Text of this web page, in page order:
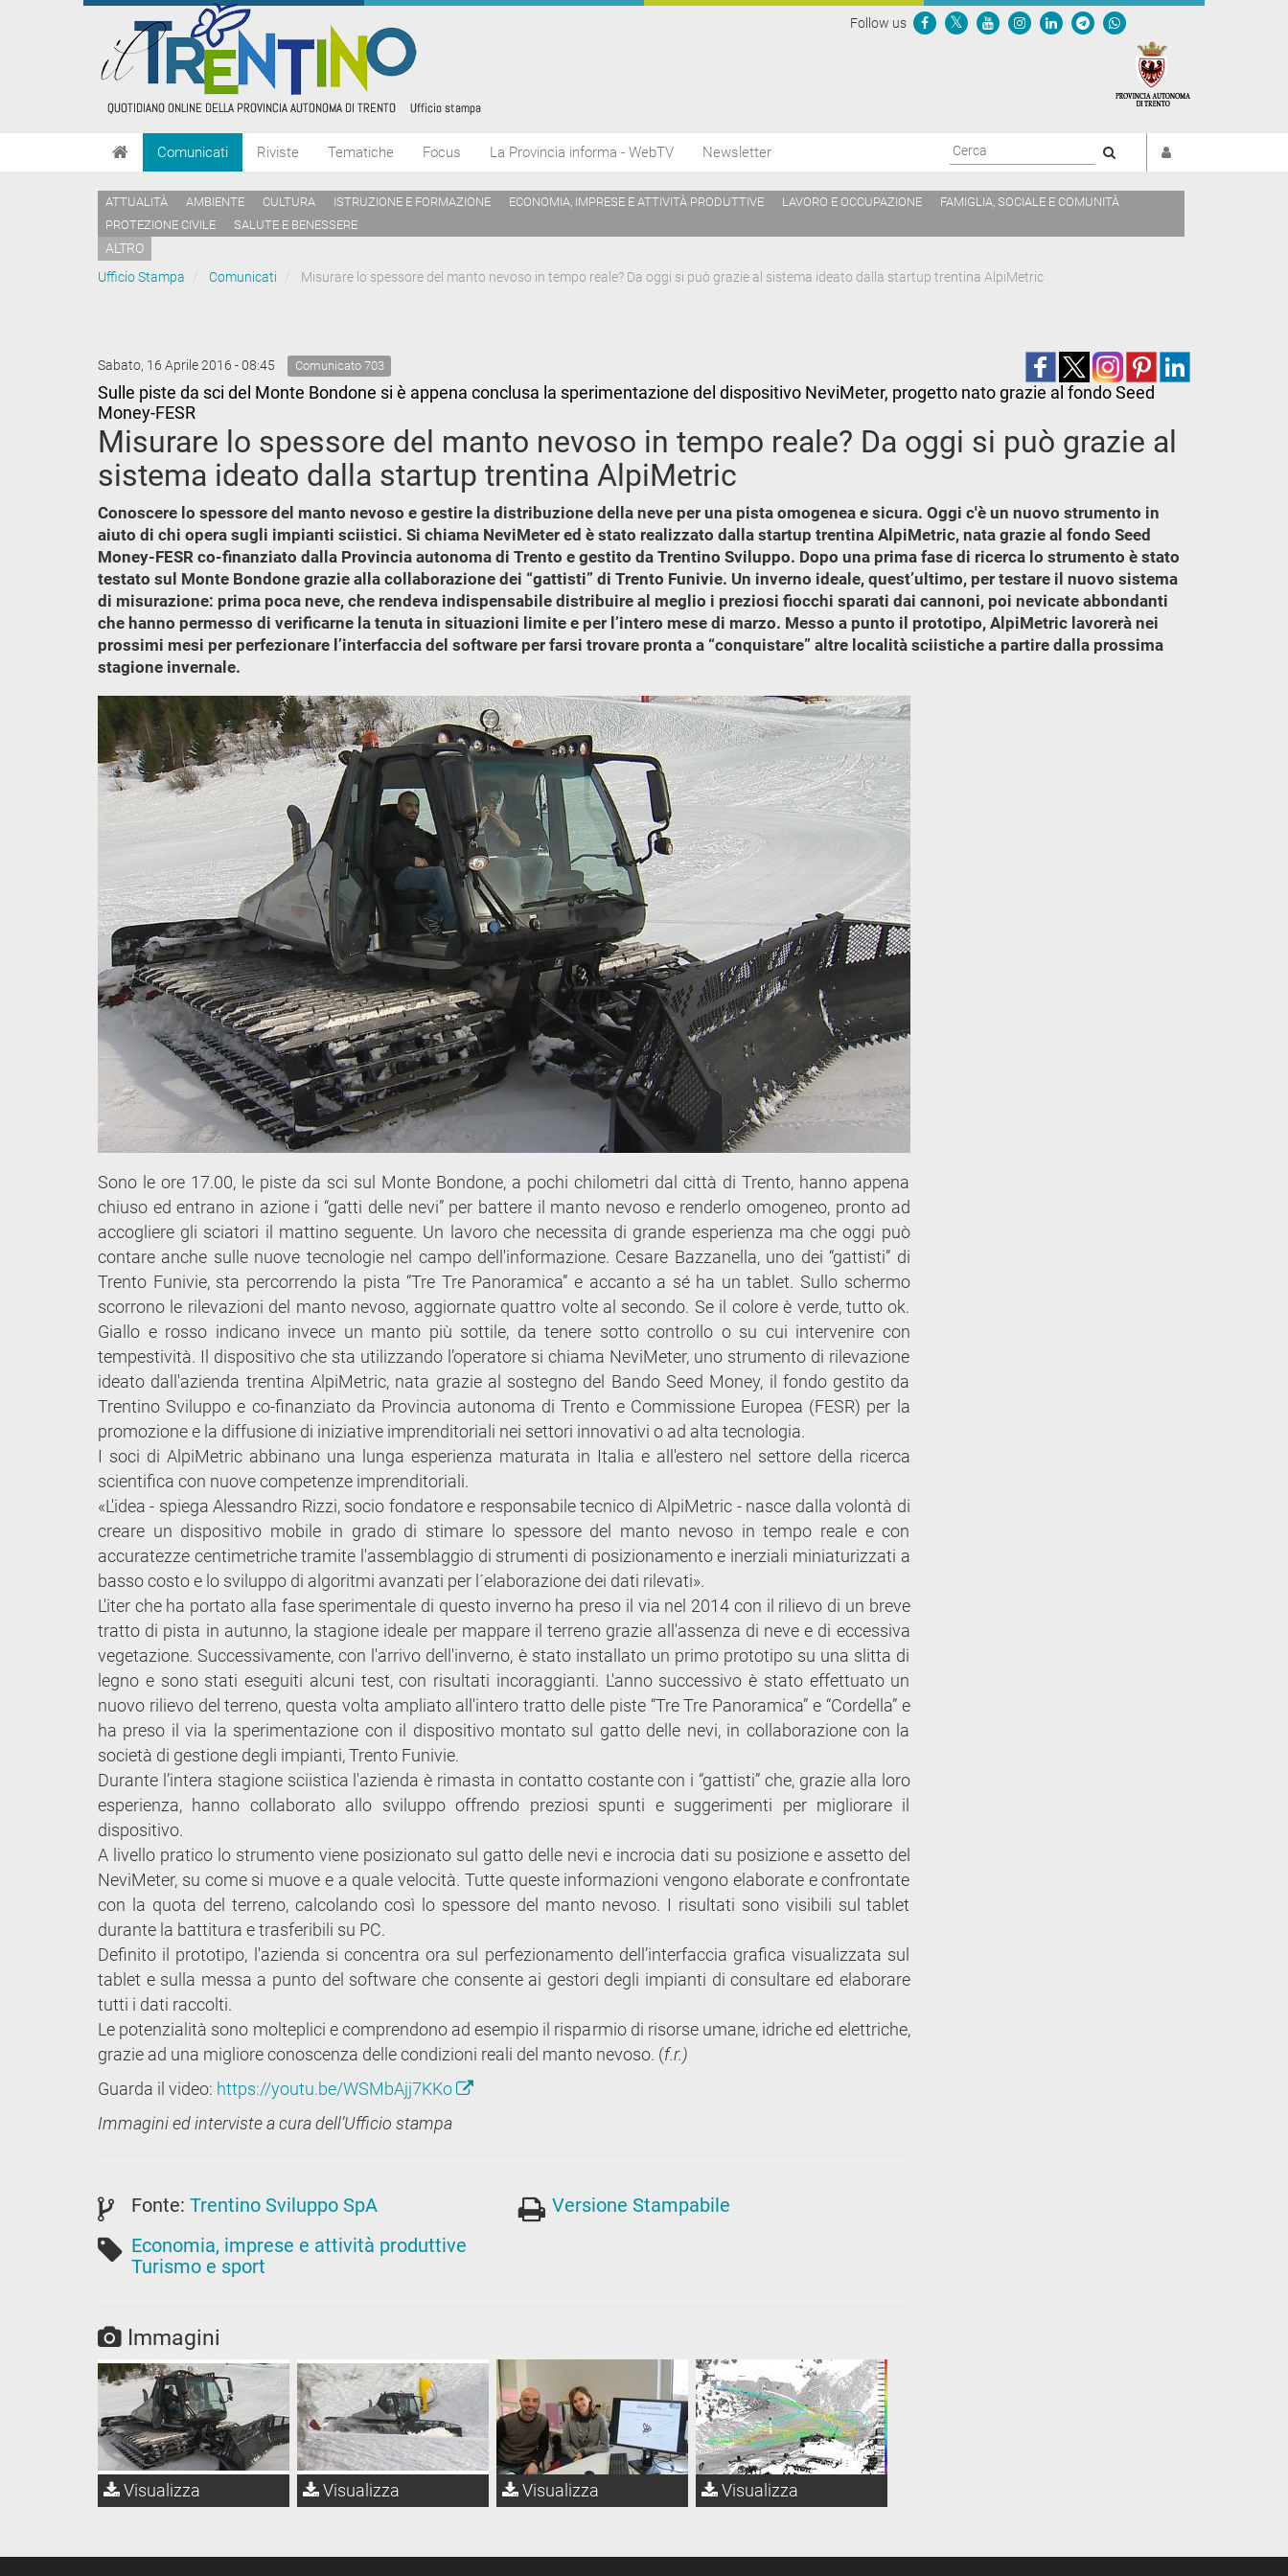
Follow us
Comunicati Riviste Tematiche Focus La Provincia informa - WebTV Newsletter
ATTUALITÀ AMBIENTE CULTURA ISTRUZIONE E FORMAZIONE ECONOMIA, IMPRESE E ATTIVITÀ PRODUTTIVE LAVORO E OCCUPAZIONE
FAMIGLIA, SOCIALE E COMUNITÀ
PROTEZIONE CIVILE
SALUTE E BENESSERE
ALTRO
Ufficio Stampa
Comunicati Misurare lo spessore del manto nevoso in tempo reale? Da oggi si può grazie al sistema ideato dalla startup trentina AlpiMetric
Sabato, 16 Aprile 2016 - 08:45 Comunicato 703
Sulle piste da sci del Monte Bondone si è appena conclusa la sperimentazione del dispositivo NeviMeter, progetto nato grazie al fondo Seed
Money-FESR
Misurare lo spessore del manto nevoso in tempo reale? Da oggi si può grazie al
sistema ideato dalla startup trentina AlpiMetric
Conoscere lo spessore del manto nevoso e gestire la distribuzione della neve per una pista omogenea e sicura. Oggi c'è un nuovo strumento in
aiuto di chi opera sugli impianti sciistici. Si chiama NeviMeter ed è stato realizzato dalla startup trentina AlpiMetric, nata grazie al fondo Seed
Money-FESR co-finanziato dalla Provincia autonoma di Trento e gestito da Trentino Sviluppo. Dopo una prima fase di ricerca lo strumento è stato
testato sul Monte Bondone grazie alla collaborazione dei “gattisti” di Trento Funivie. Un inverno ideale, quest’ultimo, per testare il nuovo sistema
di misurazione: prima poca neve, che rendeva indispensabile distribuire al meglio i preziosi fiocchi sparati dai cannoni, poi nevicate abbondanti
che hanno permesso di verificarne la tenuta in situazioni limite e per l’intero mese di marzo. Messo a punto il prototipo, AlpiMetric lavorerà nei
prossimi mesi per perfezionare l’interfaccia del software per farsi trovare pronta a “conquistare” altre località sciistiche a partire dalla prossima
stagione invernale.
Sono le ore 17.00, le piste da sci sul Monte Bondone, a pochi chilometri dal città di Trento, hanno appena
chiuso ed entrano in azione i “gatti delle nevi” per battere il manto nevoso e renderlo omogeneo, pronto ad
accogliere gli sciatori il mattino seguente. Un lavoro che necessita di grande esperienza ma che oggi può
contare anche sulle nuove tecnologie nel campo dell'informazione. Cesare Bazzanella, uno dei “gattisti” di
Trento Funivie, sta percorrendo la pista “Tre Tre Panoramica” e accanto a sé ha un tablet. Sullo schermo
scorrono le rilevazioni del manto nevoso, aggiornate quattro volte al secondo. Se il colore è verde, tutto ok.
Giallo e rosso indicano invece un manto più sottile, da tenere sotto controllo o su cui intervenire con
tempestività. Il dispositivo che sta utilizzando l’operatore si chiama NeviMeter, uno strumento di rilevazione
ideato dall'azienda trentina AlpiMetric, nata grazie al sostegno del Bando Seed Money, il fondo gestito da
Trentino Sviluppo e co-finanziato da Provincia autonoma di Trento e Commissione Europea (FESR) per la
promozione e la diffusione di iniziative imprenditoriali nei settori innovativi o ad alta tecnologia.
I soci di AlpiMetric abbinano una lunga esperienza maturata in Italia e all'estero nel settore della ricerca
scientifica con nuove competenze imprenditoriali.
«L'idea - spiega Alessandro Rizzi, socio fondatore e responsabile tecnico di AlpiMetric - nasce dalla volontà di
creare un dispositivo mobile in grado di stimare lo spessore del manto nevoso in tempo reale e con
accuratezze centimetriche tramite l'assemblaggio di strumenti di posizionamento e inerziali miniaturizzati a
basso costo e lo sviluppo di algoritmi avanzati per l´elaborazione dei dati rilevati».
L'iter che ha portato alla fase sperimentale di questo inverno ha preso il via nel 2014 con il rilievo di un breve
tratto di pista in autunno, la stagione ideale per mappare il terreno grazie all'assenza di neve e di eccessiva
vegetazione. Successivamente, con l'arrivo dell'inverno, è stato installato un primo prototipo su una slitta di
legno e sono stati eseguiti alcuni test, con risultati incoraggianti. L'anno successivo è stato effettuato un
nuovo rilievo del terreno, questa volta ampliato all'intero tratto delle piste “Tre Tre Panoramica” e “Cordella” e
ha preso il via la sperimentazione con il dispositivo montato sul gatto delle nevi, in collaborazione con la
società di gestione degli impianti, Trento Funivie.
Durante l’intera stagione sciistica l'azienda è rimasta in contatto costante con i “gattisti” che, grazie alla loro
esperienza, hanno collaborato allo sviluppo offrendo preziosi spunti e suggerimenti per migliorare il
dispositivo.
A livello pratico lo strumento viene posizionato sul gatto delle nevi e incrocia dati su posizione e assetto del
NeviMeter, su come si muove e a quale velocità. Tutte queste informazioni vengono elaborate e confrontate
con la quota del terreno, calcolando così lo spessore del manto nevoso. I risultati sono visibili sul tablet
durante la battitura e trasferibili su PC.
Definito il prototipo, l'azienda si concentra ora sul perfezionamento dell’interfaccia grafica visualizzata sul
tablet e sulla messa a punto del software che consente ai gestori degli impianti di consultare ed elaborare
tutti i dati raccolti.
Le potenzialità sono molteplici e comprendono ad esempio il risparmio di risorse umane, idriche ed elettriche,
grazie ad una migliore conoscenza delle condizioni reali del manto nevoso. (f.r.)
Guarda il video: https://youtu.be/WSMbAjj7KKo
Immagini ed interviste a cura dell’Ufficio stampa
Fonte: Trentino Sviluppo SpA
Economia, imprese e attività produttive
Turismo e sport
Versione Stampabile
Immagini
Visualizza Visualizza Visualizza Visualizza